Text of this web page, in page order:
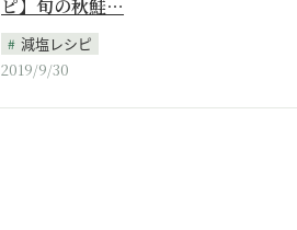
ピ】旬の秋鮭…
減塩レシピ
2019/9/30